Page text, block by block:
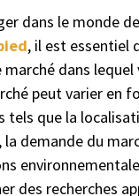
dans le monde de
, il est essentiel
dans lequel
peut varier en
tels que la
demande du
des recherches